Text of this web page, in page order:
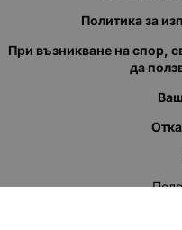
Политика за
При възникване на спор,
да